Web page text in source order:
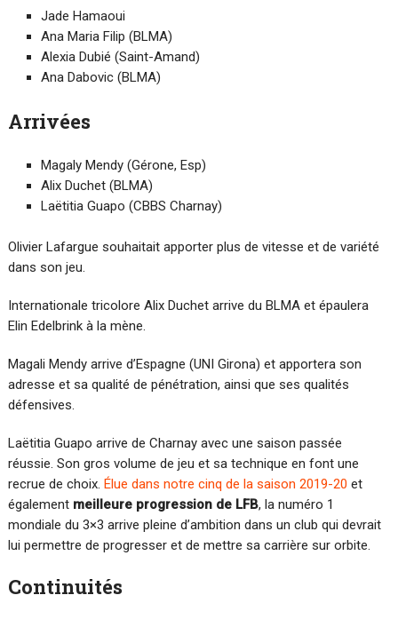
Jade Hamaoui
Ana Maria Filip (BLMA)
Alexia Dubié (Saint-Amand)
Ana Dabovic (BLMA)
Arrivées
Magaly Mendy (Gérone, Esp)
Alix Duchet (BLMA)
Laëtitia Guapo (CBBS Charnay)
Olivier Lafargue souhaitait apporter plus de vitesse et de variété
dans son jeu.
Internationale tricolore Alix Duchet arrive du BLMA et épaulera
Elin Edelbrink à la mène.
Magali Mendy arrive d’Espagne (UNI Girona) et apportera son
adresse et sa qualité de pénétration, ainsi que ses qualités
défensives.
Laëtitia Guapo arrive de Charnay avec une saison passée
réussie. Son gros volume de jeu et sa technique en font une
recrue de choix. Élue dans notre cinq de la saison 2019-20 et
également meilleure progression de LFB, la numéro 1
mondiale du 3×3 arrive pleine d’ambition dans un club qui devrait
lui permettre de progresser et de mettre sa carrière sur orbite.
Continuités